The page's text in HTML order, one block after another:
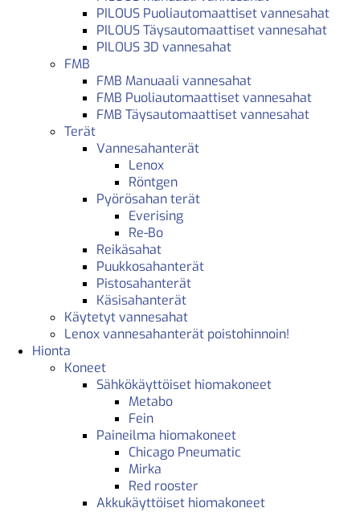
PILOUS Puoliautomaattiset vannesahat
PILOUS Täysautomaattiset vannesahat
PILOUS 3D vannesahat
FMB
FMB Manuaali vannesahat
FMB Puoliautomaattiset vannesahat
FMB Täysautomaattiset vannesahat
Terät
Vannesahanterät
Lenox
Röntgen
Pyörösahan terät
Everising
Re-Bo
Reikäsahat
Puukkosahanterät
Pistosahanterät
Käsisahanterät
Käytetyt vannesahat
Lenox vannesahanterät poistohinnoin!
Hionta
Koneet
Sähkökäyttöiset hiomakoneet
Metabo
Fein
Paineilma hiomakoneet
Chicago Pneumatic
Mirka
Red rooster
Akkukäyttöiset hiomakoneet